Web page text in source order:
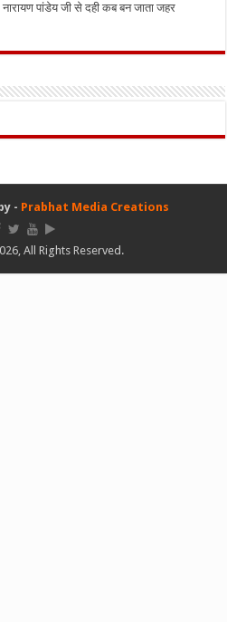
पांडेय जी से दही कब बन जाता जहर
- Prabhat Media Creations
All Rights Reserved.